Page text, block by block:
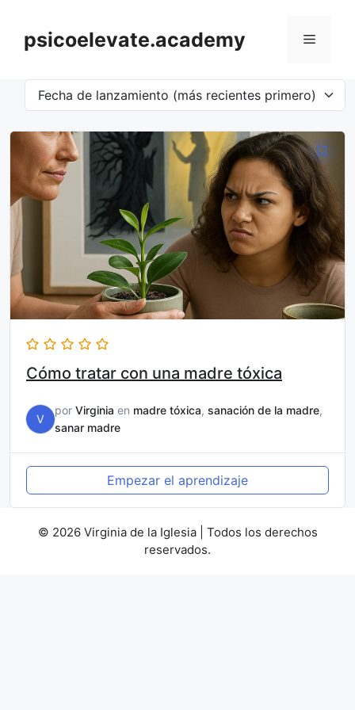
contenido
psicoelevate.academy Menú
Fecha de lanzamiento (más recientes primero)
Cómo tratar con una madre tóxica
V
por Virginia en madre tóxica, sanación de la madre,
sanar madre
Empezar el aprendizaje
© 2026 Virginia de la Iglesia | Todos los derechos
reservados.